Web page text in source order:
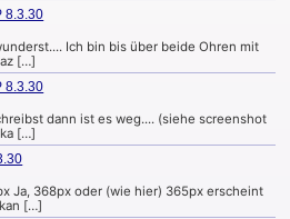
8.3.30
Ich bin bis über beide Ohren mit
[…]
8.3.30
dann ist es weg.... (siehe screenshot
[…]
Ja, 368px oder (wie hier) 365px erscheint
[…]